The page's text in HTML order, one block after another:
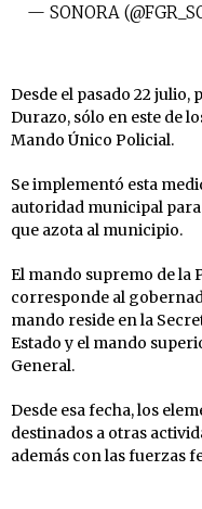
— SONORA
Desde el pasado 22
Durazo, sólo en este de
Mando Único Policial.
Se implementó esta
autoridad municipal
que azota al municipio.
El mando supremo de la
corresponde al
mando reside en la
Estado y el mando
General.
Desde esa fecha, los
destinados a otras
además con las fuerzas